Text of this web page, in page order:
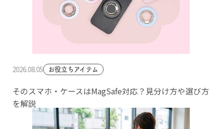
2026.08.05 お役立ちアイテム
そのスマホ・ケースはMagSafe対応？見分け方や選び方
を解説